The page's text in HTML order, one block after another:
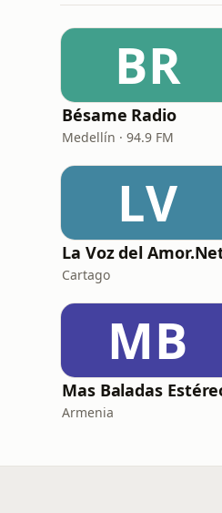
BR
Bésame Radio
Medellín · 94.9 FM
LV
La Voz del
Cartago
MB
Mas Baladas
Armenia